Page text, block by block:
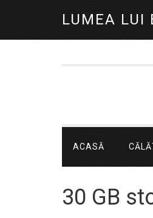
LUMEA LUI
ACASĂ
30 GB